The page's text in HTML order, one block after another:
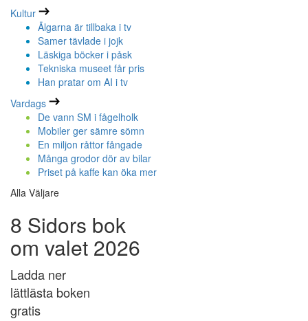
Kultur
Älgarna är tillbaka i tv
Samer tävlade i jojk
Läskiga böcker i påsk
Tekniska museet får pris
Han pratar om AI i tv
Vardags
De vann SM i fågelholk
Mobiler ger sämre sömn
En miljon råttor fångade
Många grodor dör av bilar
Priset på kaffe kan öka mer
Alla Väljare
8 Sidors bok
om valet 2026
Ladda ner
lättlästa boken
gratis